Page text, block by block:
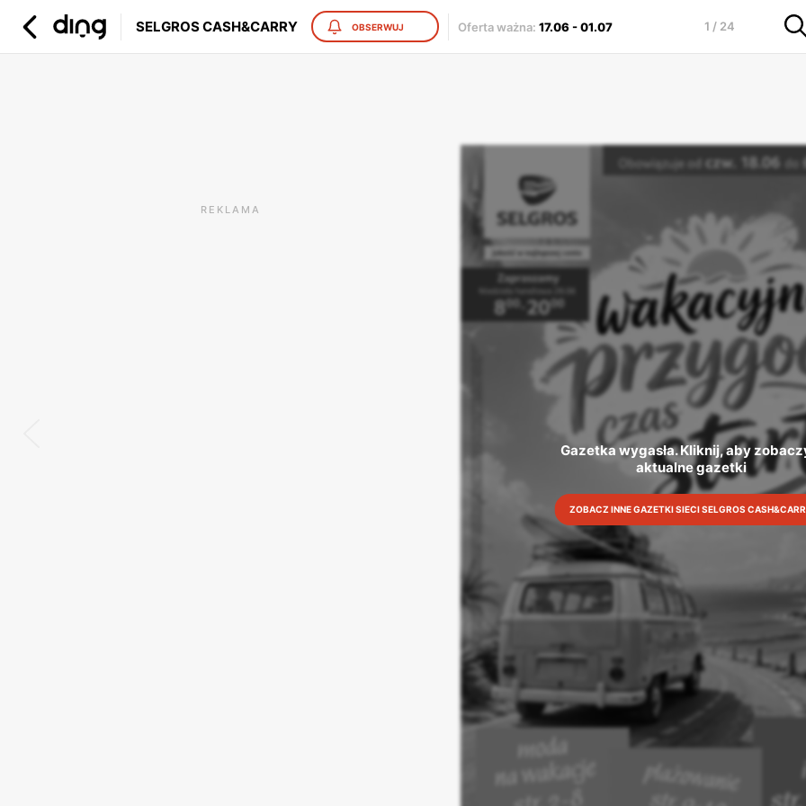
SELGROS CASH&CARRY OBSERWUJ Oferta ważna: 17.06-01.07 1 / 24
REKLAMA
Gazetka wygasła. Kliknij, aby
aktualne gazetki
ZOBACZ INNE GAZETKI SIECI SELGROS